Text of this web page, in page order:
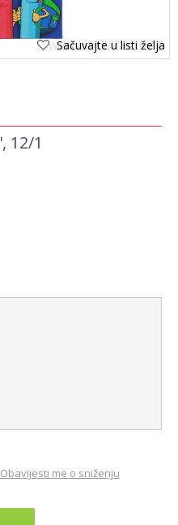
Sačuvajte u listi želja
12/1
Obavijesti me o sniženju